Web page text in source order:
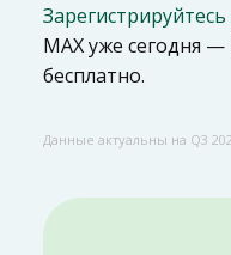
Зарегистрируйтесь
MAX уже сегодня
бесплатно.
Данные актуальны на Q3